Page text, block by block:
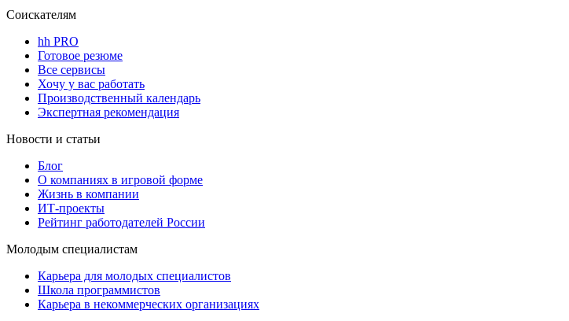
Соискателям
hh PRO
Готовое резюме
Все сервисы
Хочу у вас работать
Производственный календарь
Экспертная рекомендация
Новости и статьи
Блог
О компаниях в игровой форме
Жизнь в компании
ИТ-проекты
Рейтинг работодателей России
Молодым специалистам
Карьера для молодых специалистов
Школа программистов
Карьера в некоммерческих организациях